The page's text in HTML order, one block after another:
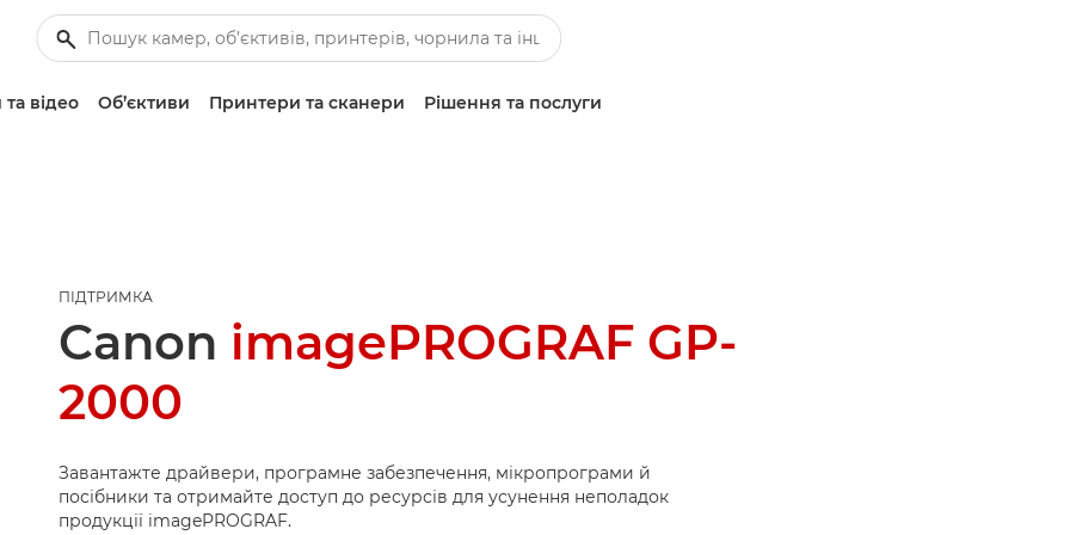
відео Об’єктиви Принтери та сканери Рішення та послуги
ПІДТРИМКА
Canon imagePROGRAF GP-
2000
Завантажте драйвери, програмне забезпечення, мікропрограми й
посібники та отримайте доступ до ресурсів для усунення неполадок
продукції imagePROGRAF.